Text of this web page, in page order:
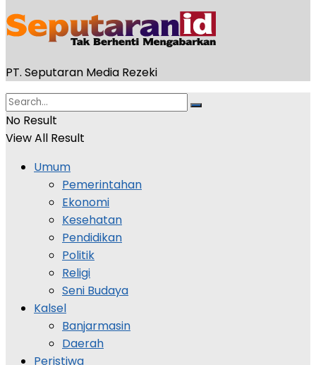
PT. Seputaran Media Rezeki
No Result
View All Result
Umum
Pemerintahan
Ekonomi
Kesehatan
Pendidikan
Politik
Religi
Seni Budaya
Kalsel
Banjarmasin
Daerah
Peristiwa